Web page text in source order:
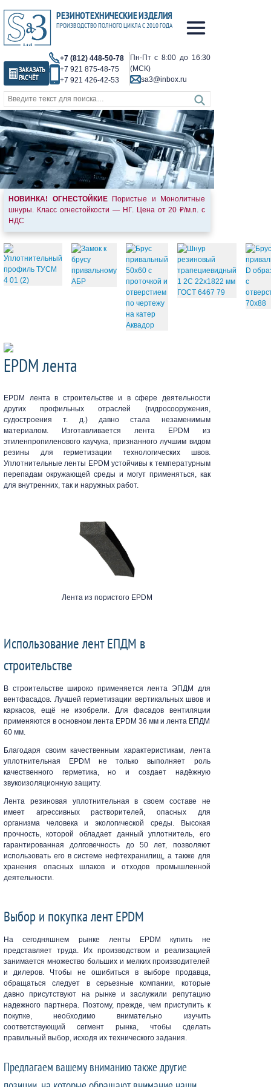
ЗАКАЗАТЬ
РАСЧЁТ
+7 (812) 448-50-78
+7 921 875-48-75
+7 921 426-42-53
Пн-Пт с 8:00 до 16:30
(МСК)
sa3@inbox.ru
НОВИНКА! ОГНЕСТОЙКИЕПористые и Монолитные
шнуры. Класс огнестойкости — НГ. Цена от 20 ₽/м.п. с
НДС
EPDM лента
EPDM лента в строительстве и в сфере деятельности
других профильных отраслей (гидросооружения,
судостроения т. д.) давно стала незаменимым
материалом. Изготавливается лента EPDM из
этиленпропиленового каучука, признанного лучшим видом
резины для герметизации технологических швов.
Уплотнительные ленты EPDM устойчивы к температурным
перепадам окружающей среды и могут применяться, как
для внутренних, так и наружных работ.
Лента из пористого EPDM
Использование лент ЕПДМ в
строительстве
В строительстве широко применяется лента ЭПДМ для
вентфасадов. Лучшей герметизации вертикальных швов и
каркасов, ещё не изобрели. Для фасадов вентиляции
применяются в основном лента EPDM 36 мм и лента ЕПДМ
60 мм.
Благодаря своим качественным характеристикам, лента
уплотнительная EPDM не только выполняет роль
качественного герметика, но и создает надёжную
звукоизоляционную защиту.
Лента резиновая уплотнительная в своем составе не
имеет агрессивных растворителей, опасных для
организма человека и экологической среды. Высокая
прочность, которой обладает данный уплотнитель, его
гарантированная долговечность до 50 лет, позволяют
использовать его в системе нефтехранилищ, а также для
хранения опасных шлаков и отходов промышленной
деятельности.
Выбор и покупка лент EPDM
На сегодняшнем рынке ленты EPDM купить не
представляет труда. Их производством и реализацией
занимается множество больших и мелких производителей
и дилеров. Чтобы не ошибиться в выборе продавца,
обращаться следует в серьезные компании, которые
давно присутствуют на рынке и заслужили репутацию
надежного партнера. Поэтому, прежде, чем приступить к
покупке, необходимо внимательно изучить
соответствующий сегмент рынка, чтобы сделать
правильный выбор, исходя их технического задания.
Предлагаем вашему вниманию также другие